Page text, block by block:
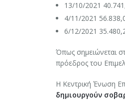
13/10/2021
4/11/2021
6/12/2021
Όπως σημειώνεται
πρόεδρος του
Η Κεντρική Ένωση
δημιουργούν